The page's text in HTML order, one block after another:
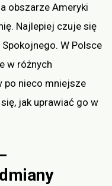
obszarze Ameryki
Najlepiej czuje się
W Polsce
w różnych
po nieco mniejsze
jak uprawiać go w